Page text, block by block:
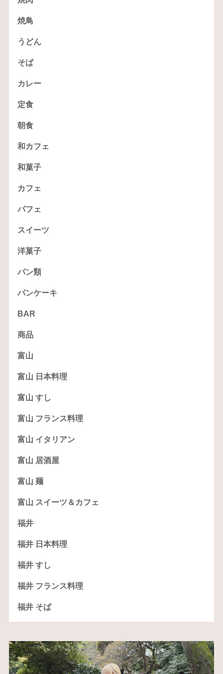
焼鳥
うどん
そば
カレー
定食
朝食
和カフェ
和菓子
カフェ
パフェ
スイーツ
洋菓子
パン類
パンケーキ
BAR
商品
富山
富山 日本料理
富山 すし
富山 フランス料理
富山 イタリアン
富山 居酒屋
富山 麺
富山 スイーツ＆カフェ
福井
福井 日本料理
福井 すし
福井 フランス料理
福井 そば